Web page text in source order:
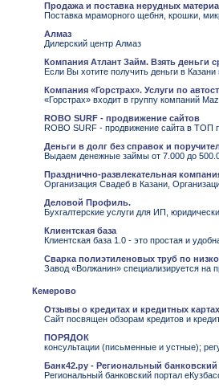
Продажа и поставка нерудных
Поставка мраморного щебня, крошки,
Алмаз
Дилерский центр Алмаз
Компания Атлант Займ. Взять деньги
Если Вы хотите получить деньги в
Компания «Горстрах». Услуги по
«Горстрах» входит в группу компаний
ROBO SURF - продвижение сайтов
ROBO SURF - продвижение сайта в ТОП
Деньги в долг без справок и
Выдаем денежные займы от 7.000 до
Празднично-развлекательная
Организация Свадеб в Казани,
Деловой Профиль.
Бухгалтерские услуги для ИП,
Клиентская база
Клиентская база 1.0 - это простая и
Сварка полиэтиленовых труб по
Завод «Волжанин» специализируется на
Кемерово
Отзывы о кредитах и кредитных картах
Сайт посвящен обзорам кредитов и
ПОРЯДОК
консультации (письменные и устные);
Банк42.ру - Региональный банковский
Региональный банковский портал